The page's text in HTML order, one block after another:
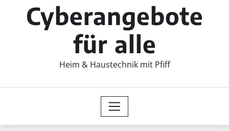
Cyberangebote
für alle
Heim & Haustechnik mit Pfiff